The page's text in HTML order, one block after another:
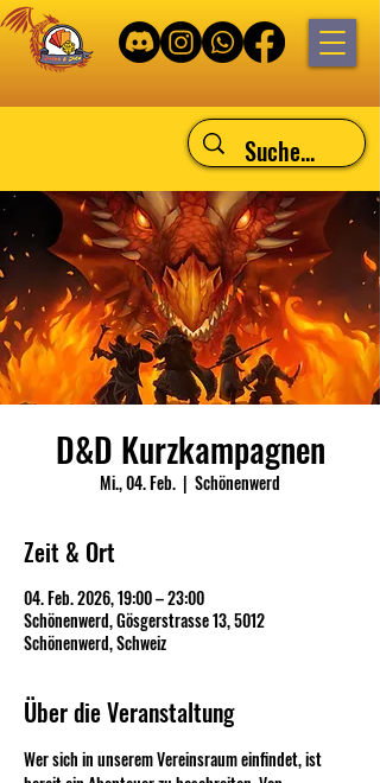
D&D Kurzkampagnen
Mi., 04. Feb.
  |
Schönenwerd
Zeit & Ort
04. Feb. 2026, 19:00 – 23:00
Schönenwerd, Gösgerstrasse 13, 5012
Schönenwerd, Schweiz
Über die Veranstaltung
Wer sich in unserem Vereinsraum einfindet, ist